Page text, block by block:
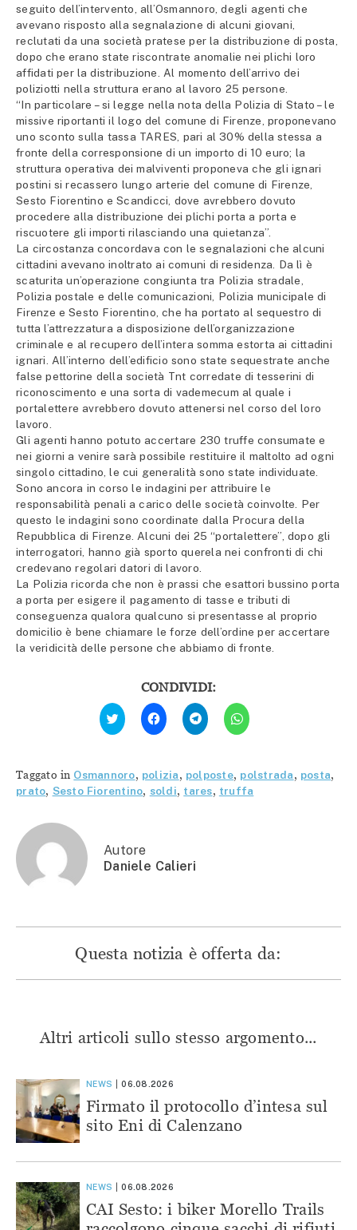
seguito dell’intervento, all’Osmannoro, degli agenti che
avevano risposto alla segnalazione di alcuni giovani,
reclutati da una società pratese per la distribuzione di posta,
dopo che erano state riscontrate anomalie nei plichi loro
affidati per la distribuzione. Al momento dell’arrivo dei
poliziotti nella struttura erano al lavoro 25 persone.
“In particolare – si legge nella nota della Polizia di Stato – le
missive riportanti il logo del comune di Firenze, proponevano
uno sconto sulla tassa TARES, pari al 30% della stessa a
fronte della corresponsione di un importo di 10 euro; la
struttura operativa dei malviventi proponeva che gli ignari
postini si recassero lungo arterie del comune di Firenze,
Sesto Fiorentino e Scandicci, dove avrebbero dovuto
procedere alla distribuzione dei plichi porta a porta e
riscuotere gli importi rilasciando una quietanza”.
La circostanza concordava con le segnalazioni che alcuni
cittadini avevano inoltrato ai comuni di residenza. Da lì è
scaturita un’operazione congiunta tra Polizia stradale,
Polizia postale e delle comunicazioni, Polizia municipale di
Firenze e Sesto Fiorentino, che ha portato al sequestro di
tutta l’attrezzatura a disposizione dell’organizzazione
criminale e al recupero dell’intera somma estorta ai cittadini
ignari. All’interno dell’edificio sono state sequestrate anche
false pettorine della società Tnt corredate di tesserini di
riconoscimento e una sorta di vademecum al quale i
portalettere avrebbero dovuto attenersi nel corso del loro
lavoro.
Gli agenti hanno potuto accertare 230 truffe consumate e
nei giorni a venire sarà possibile restituire il maltolto ad ogni
singolo cittadino, le cui generalità sono state individuate.
Sono ancora in corso le indagini per attribuire le
responsabilità penali a carico delle società coinvolte. Per
questo le indagini sono coordinate dalla Procura della
Repubblica di Firenze. Alcuni dei 25 “portalettere”, dopo gli
interrogatori, hanno già sporto querela nei confronti di chi
credevano regolari datori di lavoro.
La Polizia ricorda che non è prassi che esattori bussino porta
a porta per esigere il pagamento di tasse e tributi di
conseguenza qualora qualcuno si presentasse al proprio
domicilio è bene chiamare le forze dell’ordine per accertare
la veridicità delle persone che abbiamo di fronte.
CONDIVIDI:
Fai
clic
qui
Twitter
(Si
apre
in
Fai
clic
per
condividere
(Si
apre
in
una
Fai
clic
per
condividere
(Si
apre
in
una
Fai
clic
per
(Si
apre
in
una
Taggato in Osmannoro, polizia, polposte, polstrada, posta,
prato, Sesto Fiorentino, soldi, tares, truffa
Autore
Daniele Calieri
Questa notizia è offerta da:
Altri articoli sullo stesso argomento...
NEWS 06.08.2026
Firmato il protocollo d’intesa sul
sito Eni di Calenzano
NEWS 06.08.2026
CAI Sesto: i biker Morello Trails